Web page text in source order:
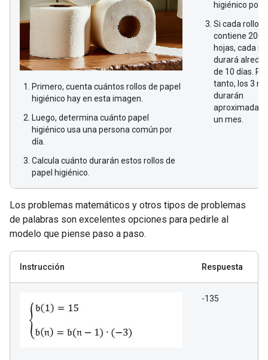
Primero, cuenta cuántos rollos de papel
higiénico hay en esta imagen.
Luego, determina cuánto papel
higiénico usa una persona común por
día.
Calcula cuánto durarán estos rollos de
papel higiénico.
higiénico por
Si cada rollo
contiene 200
hojas, cada
durará
de 10 días.
tanto, los 3
durarán
un mes.
Los problemas matemáticos y otros tipos de problemas
de palabras son excelentes opciones para pedirle al
modelo que piense paso a paso.
Instrucción Respuesta
-135